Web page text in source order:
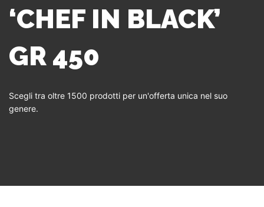
‘CHEF IN BLACK’
GR 450
Scegli tra oltre 1500 prodotti per un'offerta unica nel suo
genere.